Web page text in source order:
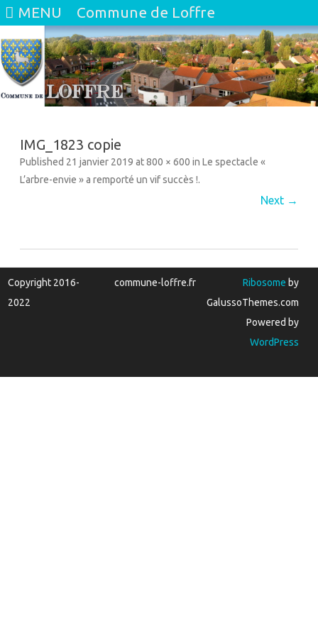
MENU Commune de Loffre
IMG_1823 copie
Published 21 janvier 2019 at800 × 600 in Le spectacle «
L’arbre-envie » a remporté un vif succès !.
Next →
Copyright 2016-
2022
commune-loffre.fr Ribosome by
GalussoThemes.com
Powered by
WordPress